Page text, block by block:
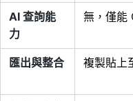
AI 查詢能
力
無，僅能
匯出與整合 複製貼上